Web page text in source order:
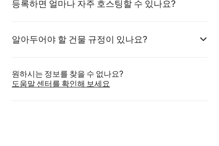
등록하면 얼마나 자주 호스팅할 수 있나요?
알아두어야 할 건물 규정이 있나요?
원하시는 정보를 찾을 수 없나요?
도움말 센터를 확인해 보세요